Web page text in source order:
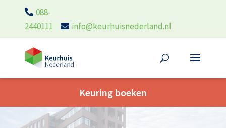
088-
2440111
info@keurhuisnederland.nl
Keuring boeken